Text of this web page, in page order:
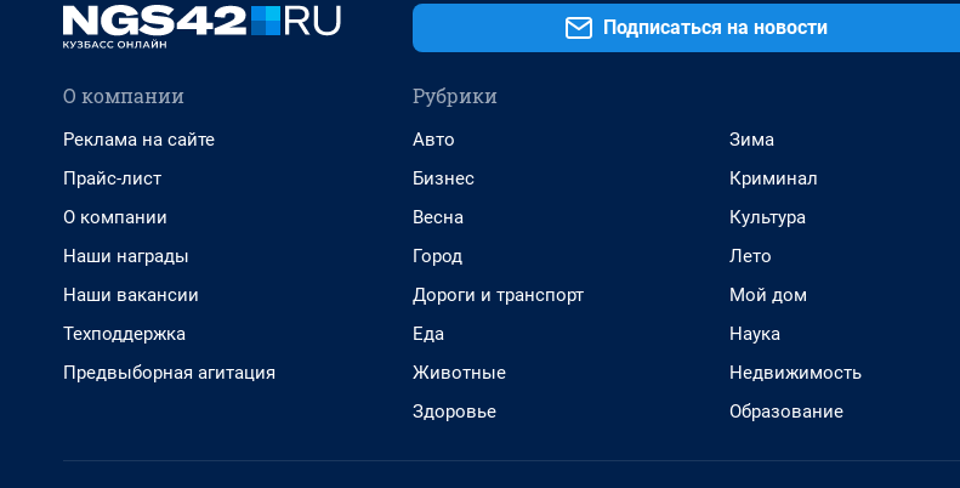
Подписаться на новости
О компании
Реклама на сайте
Прайс-лист
О компании
Наши награды
Наши вакансии
Техподдержка
Предвыборная агитация
Рубрики
Авто
Бизнес
Весна
Город
Дороги и транспорт
Еда
Животные
Здоровье
Зима
Криминал
Культура
Лето
Мой дом
Наука
Недвижимость
Образование